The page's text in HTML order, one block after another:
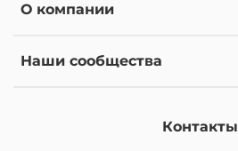
О компании
Наши сообщества
Контакты